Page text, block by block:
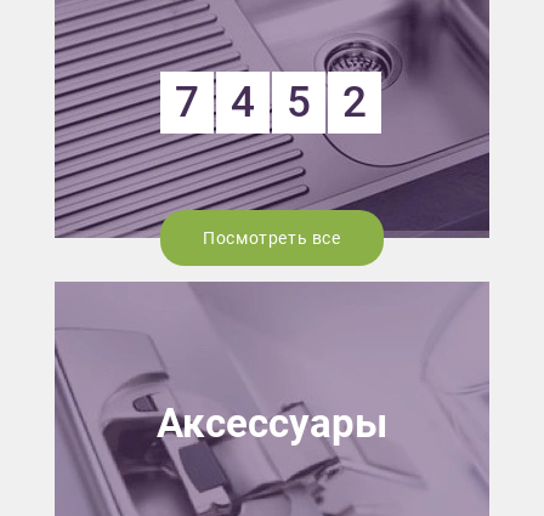
7 4 5 2
Посмотреть все
Аксессуары